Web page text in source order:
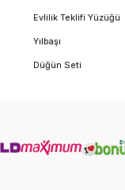
Evlilik Teklifi Yüzüğü
Yılbaşı
Düğün Seti